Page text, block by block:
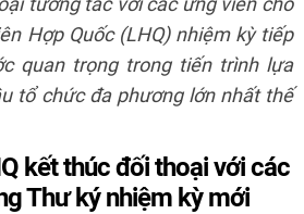
Hợp Quốc (LHQ) nhiệm kỳ tiếp
quan trọng trong tiến trình lựa
tổ chức đa phương lớn nhất thế
kết thúc đối thoại với các
Thư ký nhiệm kỳ mới